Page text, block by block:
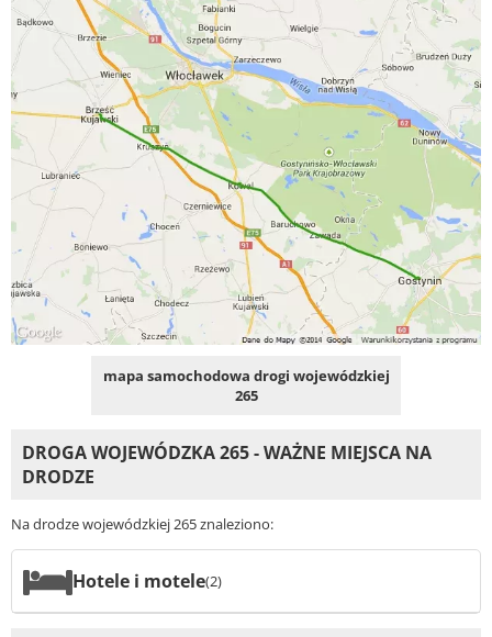
mapa samochodowa drogi wojewódzkiej
265
DROGA WOJEWÓDZKA 265 - WAŻNE MIEJSCA NA
DRODZE
Na drodze wojewódzkiej 265 znaleziono:
Hotele i motele(2)